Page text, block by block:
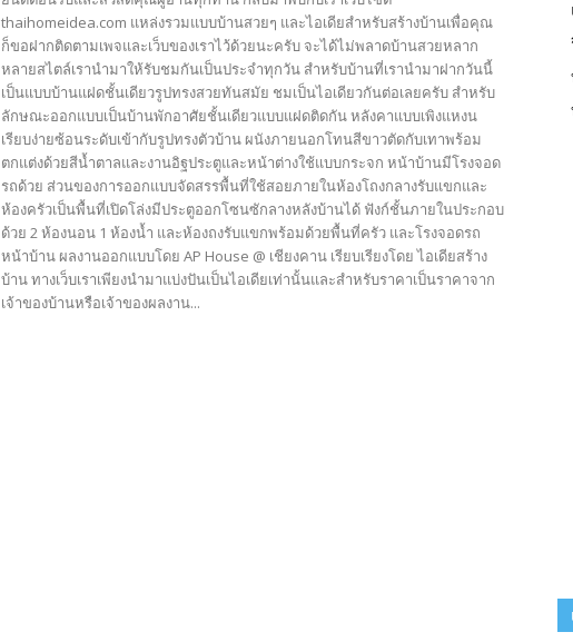
thaihomeidea.com แหล่งรวมแบบบ้านสวยๆ และไอเดียสำหรับสร้างบ้านเพื่อคุณ
ก็ขอฝากติดตามเพจและเว็บของเราไว้ด้วยนะครับ จะได้ไม่พลาดบ้านสวยหลาก
หลายสไตล์เรานำมาให้รับชมกันเป็นประจำทุกวัน สำหรับบ้านที่เรานำมาฝากวันนี้
เป็นแบบบ้านแฝดชั้นเดียวรูปทรงสวยทันสมัย ชมเป็นไอเดียวกันต่อเลยครับ สำหรับ
ลักษณะออกแบบเป็นบ้านพักอาศัยชั้นเดียวแบบแฝดติดกัน หลังคาแบบเพิงแหงน
เรียบง่ายซ้อนระดับเข้ากับรูปทรงตัวบ้าน ผนังภายนอกโทนสีขาวตัดกับเทาพร้อม
ตกแต่งด้วยสีน้ำตาลและงานอิฐประตูและหน้าต่างใช้แบบกระจก หน้าบ้านมีโรงจอด
รถด้วย ส่วนของการออกแบบจัดสรรพื้นที่ใช้สอยภายในห้องโถงกลางรับแขกและ
ห้องครัวเป็นพื้นที่เปิดโล่งมีประตูออกโซนซักลางหลังบ้านได้ ฟังก์ชั้นภายในประกอบ
ด้วย 2 ห้องนอน 1 ห้องน้ำ และห้องถงรับแขกพร้อมด้วยพื้นที่ครัว และโรงจอดรถ
หน้าบ้าน ผลงานออกแบบโดย AP House @ เชียงคาน เรียบเรียงโดย ไอเดียสร้าง
บ้าน ทางเว็บเราเพียงนำมาแบ่งปันเป็นไอเดียเท่านั้นและสำหรับราคาเป็นราคาจาก
เจ้าของบ้านหรือเจ้าของผลงาน...